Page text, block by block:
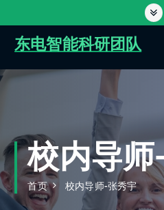
容
东电智能科研团队
校内导
首页 校内导师-张秀宇